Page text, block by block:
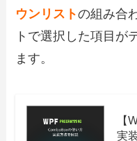
ウンリストの組み合
トで選択した項目が
ます。
【
実